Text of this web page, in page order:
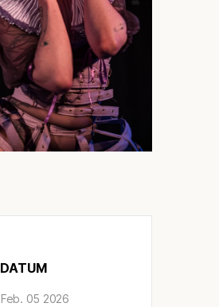
DATUM
Feb. 05 2026